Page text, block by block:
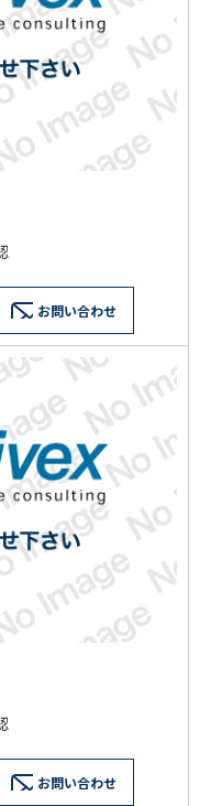
お問い合わせ
お問い合わせ